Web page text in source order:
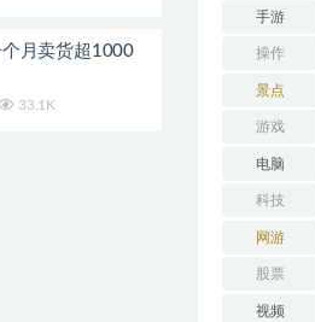
月卖货超1000
33.1K
手游
操作
景点
游戏
电脑
科技
网游
股票
视频